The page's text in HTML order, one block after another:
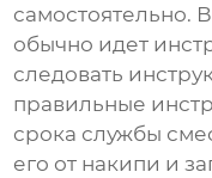
самостоятельно.
обычно идет
следовать
правильные
срока службы
его от накипи и